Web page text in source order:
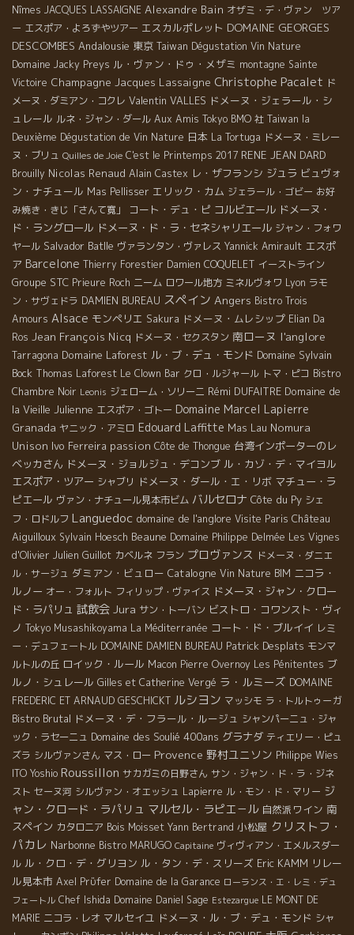
Nîmes JACQUES LASSAIGNE Alexandre Bain オザミ・デ・ヴァン ツア
ー エスポア・よろずやツアー エスカルポレット DOMAINE GEORGES
DESCOMBES Andalousie 東京 Taiwan Dégustation Vin Nature
Domaine Jacky Preys ル・ヴァン・ドゥ・メザミ montagne Sainte
Victoire Champagne Jacques Lassaigne Christophe Pacalet ド
メーヌ・ダミアン・コクレ Valentin VALLES ドメーヌ・ジェラール・シ
ュレール ルネ・ジャン・ダール Aux Amis Tokyo BMO 社 Taiwan la
Deuxième Dégustation de Vin Nature 日本 La Tortuga ドメーヌ・ミレー
ヌ・ブリュ Quilles de Joie C'est le Printemps 2017 RENE JEAN DARD
Brouilly Nicolas Renaud Alain Castex レ・ザフランシ ジュラ ビュヴォ
ン・ナチュール Mas Pellisser エリック・カム ジェラール・ゴビー お好
み焼き・きじ「さんて寛」
コート・デュ・ピ コルビエール ドメーヌ・
ド・ラングロール ドメーヌ・ド・ラ・セネシャリエール ジャン・フォワ
ヤール Salvador Batlle ヴァランタン・ヴァレス Yannick Amirault エスポ
ア Barcelone Thierry Forestier Damien COQUELET イーストライン
Groupe STC Prieure Roch ニーム ロワール地方 ミネルヴォワ Lyon ラモ
ン・サヴェドラ DAMIEN BUREAU スペイン Angers Bistro Trois
Amours Alsace モンペリエ Sakura ドメーヌ・ムレシップ Elian Da
Ros Jean François Nicq ドメーヌ・セクスタン 南ローヌ l'anglore
Tarragona Domaine Laforest ル・ブ・デュ・モンド Domaine Sylvain
Bock Thomas Laforest Le Clown Bar クロ・ルジャール トマ・ピコ Bistro
Chambre Noir Leonis ジェローム・ソリーニ Rémi DUFAITRE Domaine de
la Vieille Julienne エスポア・ゴトー Domaine Marcel Lapierre
Granada ヤニック・アミロ Edouard Laffitte Mas Lau Nomura
Unison Ivo Ferreira passion Côte de Thongue 台湾インポーターのレ
ベッカさん ドメーヌ・ジョルジュ・デコンブ ル・カゾ・デ・マイヨル
エスポア・ツアー シャブリ ドメーヌ・ダール・エ・リボ マチュー・ラ
ピエール ヴァン・ナチュール見本市ビム バルセロナ Côte du Py シェ
フ・ロドルフ Languedoc domaine de l'anglore Visite Paris Château
Aiguilloux Sylvain Hoesch Beaune Domaine Philippe Delmée Les Vignes
d'Olivier Julien Guillot カベルネ フラン プロヴァンス ドメーヌ・ダニエ
ル・サージュ ダミアン・ビュロー Catalogne Vin Nature BIM ニコラ・
ルノー オー・フォルト フィリップ・ヴァイス ドメーヌ・ジャン・クロー
ド・ラパリュ 試飲会 Jura サン・トーバン ビストロ・コワンスト・ヴィ
ノ Tokyo Musashikoyama La Méditerranée コート・ド・ブルイイ レミ
ー・デュフェートル DOMAINE DAMIEN BUREAU Patrick Desplats モンマ
ルトルの丘 ロイック・ルール Macon Pierre Overnoy Les Pénitentes ブ
ルノ・シュレール Gilles et Catherine Vergé ラ・ルミーズ DOMAINE
FREDERIC ET ARNAUD GESCHICKT ルシヨン マッシモ ラ・トルトゥーガ
Bistro Brutal ドメーヌ・デ・フラール・ルージュ シャンパーニュ・ジャ
ック・ラセーニュ Domaine des Soulié 400ans グラナダ ティエリー・ピュ
ズラ シルヴァンさん マス・ロー Provence 野村ユニソン Philippe Wies
ITO Yoshio Roussillon サカガミの日野さん サン・ジャン・ド・ラ・ジネ
スト セーヌ河 シルヴァン・オエッシュ Lapierre ル・モン・ド・マリー ジ
ャン・クロード・ラパリュ マルセル・ラピエ－ル 自然派ワイン 南
スペイン カタロニア Bois Moisset Yann Bertrand 小松屋 クリストフ・
パカレ Narbonne Bistro MARUGO Capitaine ヴィヴィアン・エメルスダー
ル ル・クロ・デ・グリヨン ル・タン・デ・スリーズ Eric KAMM リレー
ル見本市 Axel Prϋfer Domaine de la Garance ローランス・エ・レミ・デュ
フェートル Chef Ishida Domaine Daniel Sage Estezargue LE MONT DE
MARIE ニコラ・レオ マルセイユ ドメーヌ・ル・ブ・デュ・モンド シャ